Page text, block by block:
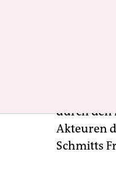
der
durch den
Akteuren
Schmitts